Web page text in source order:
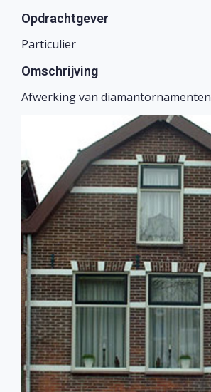
Opdrachtgever
Particulier
Omschrijving
Afwerking van diamantornamenten